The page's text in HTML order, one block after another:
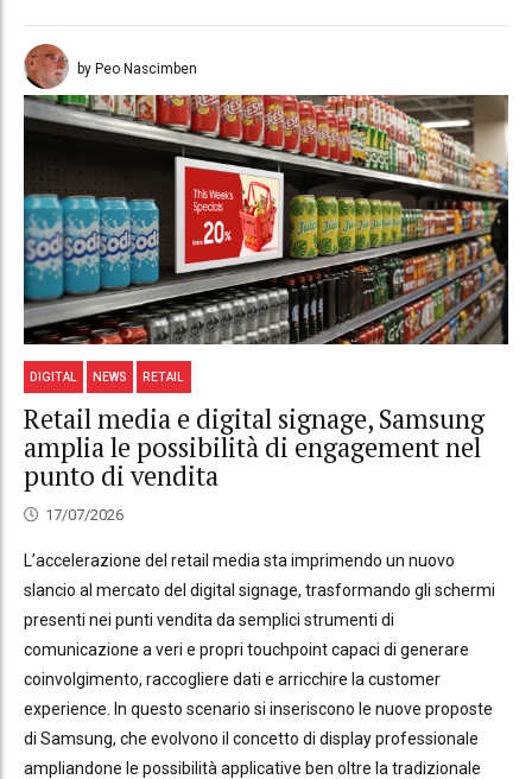
by Peo Nascimben
DIGITAL NEWS RETAIL
Retail media e digital signage, Samsung
amplia le possibilità di engagement nel
punto di vendita
17/07/2026
L’accelerazione del retail media sta imprimendo un nuovo
slancio al mercato del digital signage, trasformando gli schermi
presenti nei punti vendita da semplici strumenti di
comunicazione a veri e propri touchpoint capaci di generare
coinvolgimento, raccogliere dati e arricchire la customer
experience. In questo scenario si inseriscono le nuove proposte
di Samsung, che evolvono il concetto di display professionale
ampliandone le possibilità applicative ben oltre la tradizionale